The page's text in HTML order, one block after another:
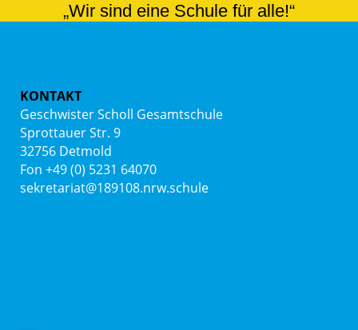
„Wir sind eine Schule für alle!“
KONTAKT
Geschwister Scholl Gesamtschule
Sprottauer Str. 9
32756 Detmold
Fon +49 (0) 5231 64070
sekretariat@189108.nrw.schule